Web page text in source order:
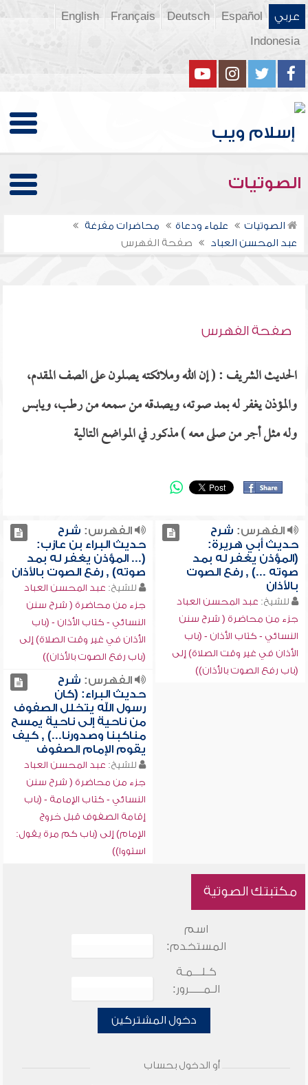
عربي Español
Deutsch
Français
English
Indonesia
الصوتيات
الصوتيات علماء ودعاة
محاضرات مفرغة
عبد المحسن العباد
صفحة الفهرس
صفحة الفهرس
الحديث الشريف : ( إن الله وملائكته يصلون على الصف المقدم،
والمؤذن يغفر له بمد صوته، ويصدقه من سمعه من رطب، ويابس
وله مثل أجر من صلى معه ) مذكور في المواضع التالية
الفهرس: شرح
حديث أبي هريرة:
(المؤذن يغفر له بمد
صوته ...) , رفع الصوت
بالأذان
للشيخ: عبد المحسن العباد
جزء من محاضرة ( شرح سنن
النسائي - كتاب الأذان - (باب
الأذان في غير وقت الصلاة) إلى
(باب رفع الصوت بالأذان))
الفهرس: شرح
حديث البراء بن عازب:
(... المؤذن يغفر له بمد
صوته) , رفع الصوت بالأذان
للشيخ: عبد المحسن العباد
جزء من محاضرة ( شرح سنن
النسائي - كتاب الأذان - (باب
الأذان في غير وقت الصلاة) إلى
(باب رفع الصوت بالأذان))
الفهرس: شرح
حديث البراء: (كان
رسول الله يتخلل الصفوف
من ناحية إلى ناحية يمسح
مناكبنا وصدورنا...) , كيف
يقوم الإمام الصفوف
للشيخ: عبد المحسن العباد
جزء من محاضرة ( شرح سنن
النسائي - كتاب الإمامة - (باب
إقامة الصفوف قبل خروج
الإمام) إلى (باب كم مرة يقول:
استووا))
مكتبتك الصوتية
اسم
المستخدم:
كـلـــمـة
الـمـــــرور:
دخول المشتركين
أو الدخول بحساب